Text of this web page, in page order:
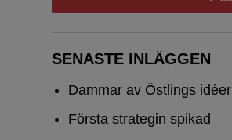
SENASTE INLÄGGEN
Dammar av Östlings idéer
Första strategin spikad